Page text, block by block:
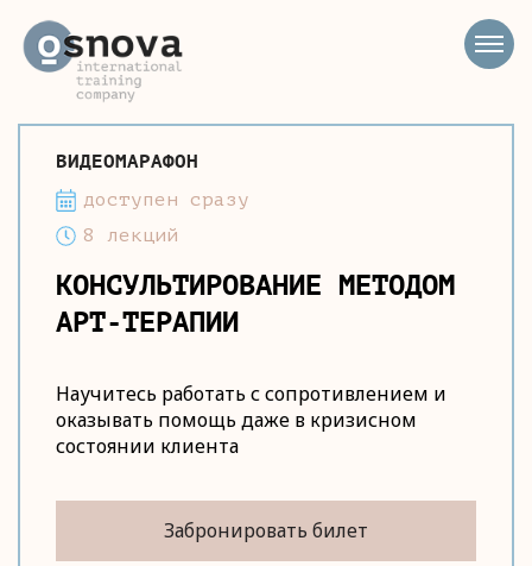
ВИДЕОМАРАФОН
доступен сразу
8 лекций
КОНСУЛЬТИРОВАНИЕ МЕТОДОМ
АРТ-ТЕРАПИИ
Научитесь работать с сопротивлением и
оказывать помощь даже в кризисном
состоянии клиента
Забронировать билет